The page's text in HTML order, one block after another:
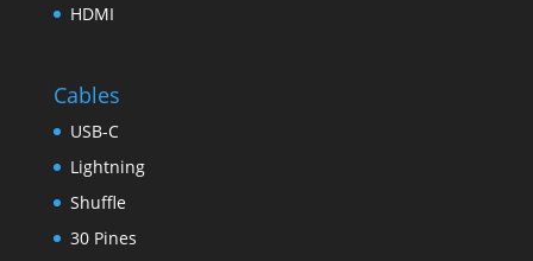
HDMI
Cables
USB-C
Lightning
Shuffle
30 Pines